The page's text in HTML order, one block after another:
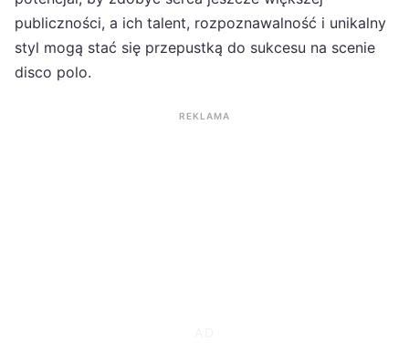
publiczności, a ich talent, rozpoznawalność i unikalny
styl mogą stać się przepustką do sukcesu na scenie
disco polo.
REKLAMA